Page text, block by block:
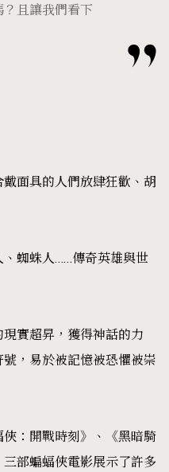
且讓我們看下
面具的人們放肆狂歡、胡
蜘蛛人……傳奇英雄與世
實超昇，獲得神話的力
，易於被記憶被恐懼被崇
：開戰時刻》、《黑暗騎
部蝙蝠俠電影展示了許多